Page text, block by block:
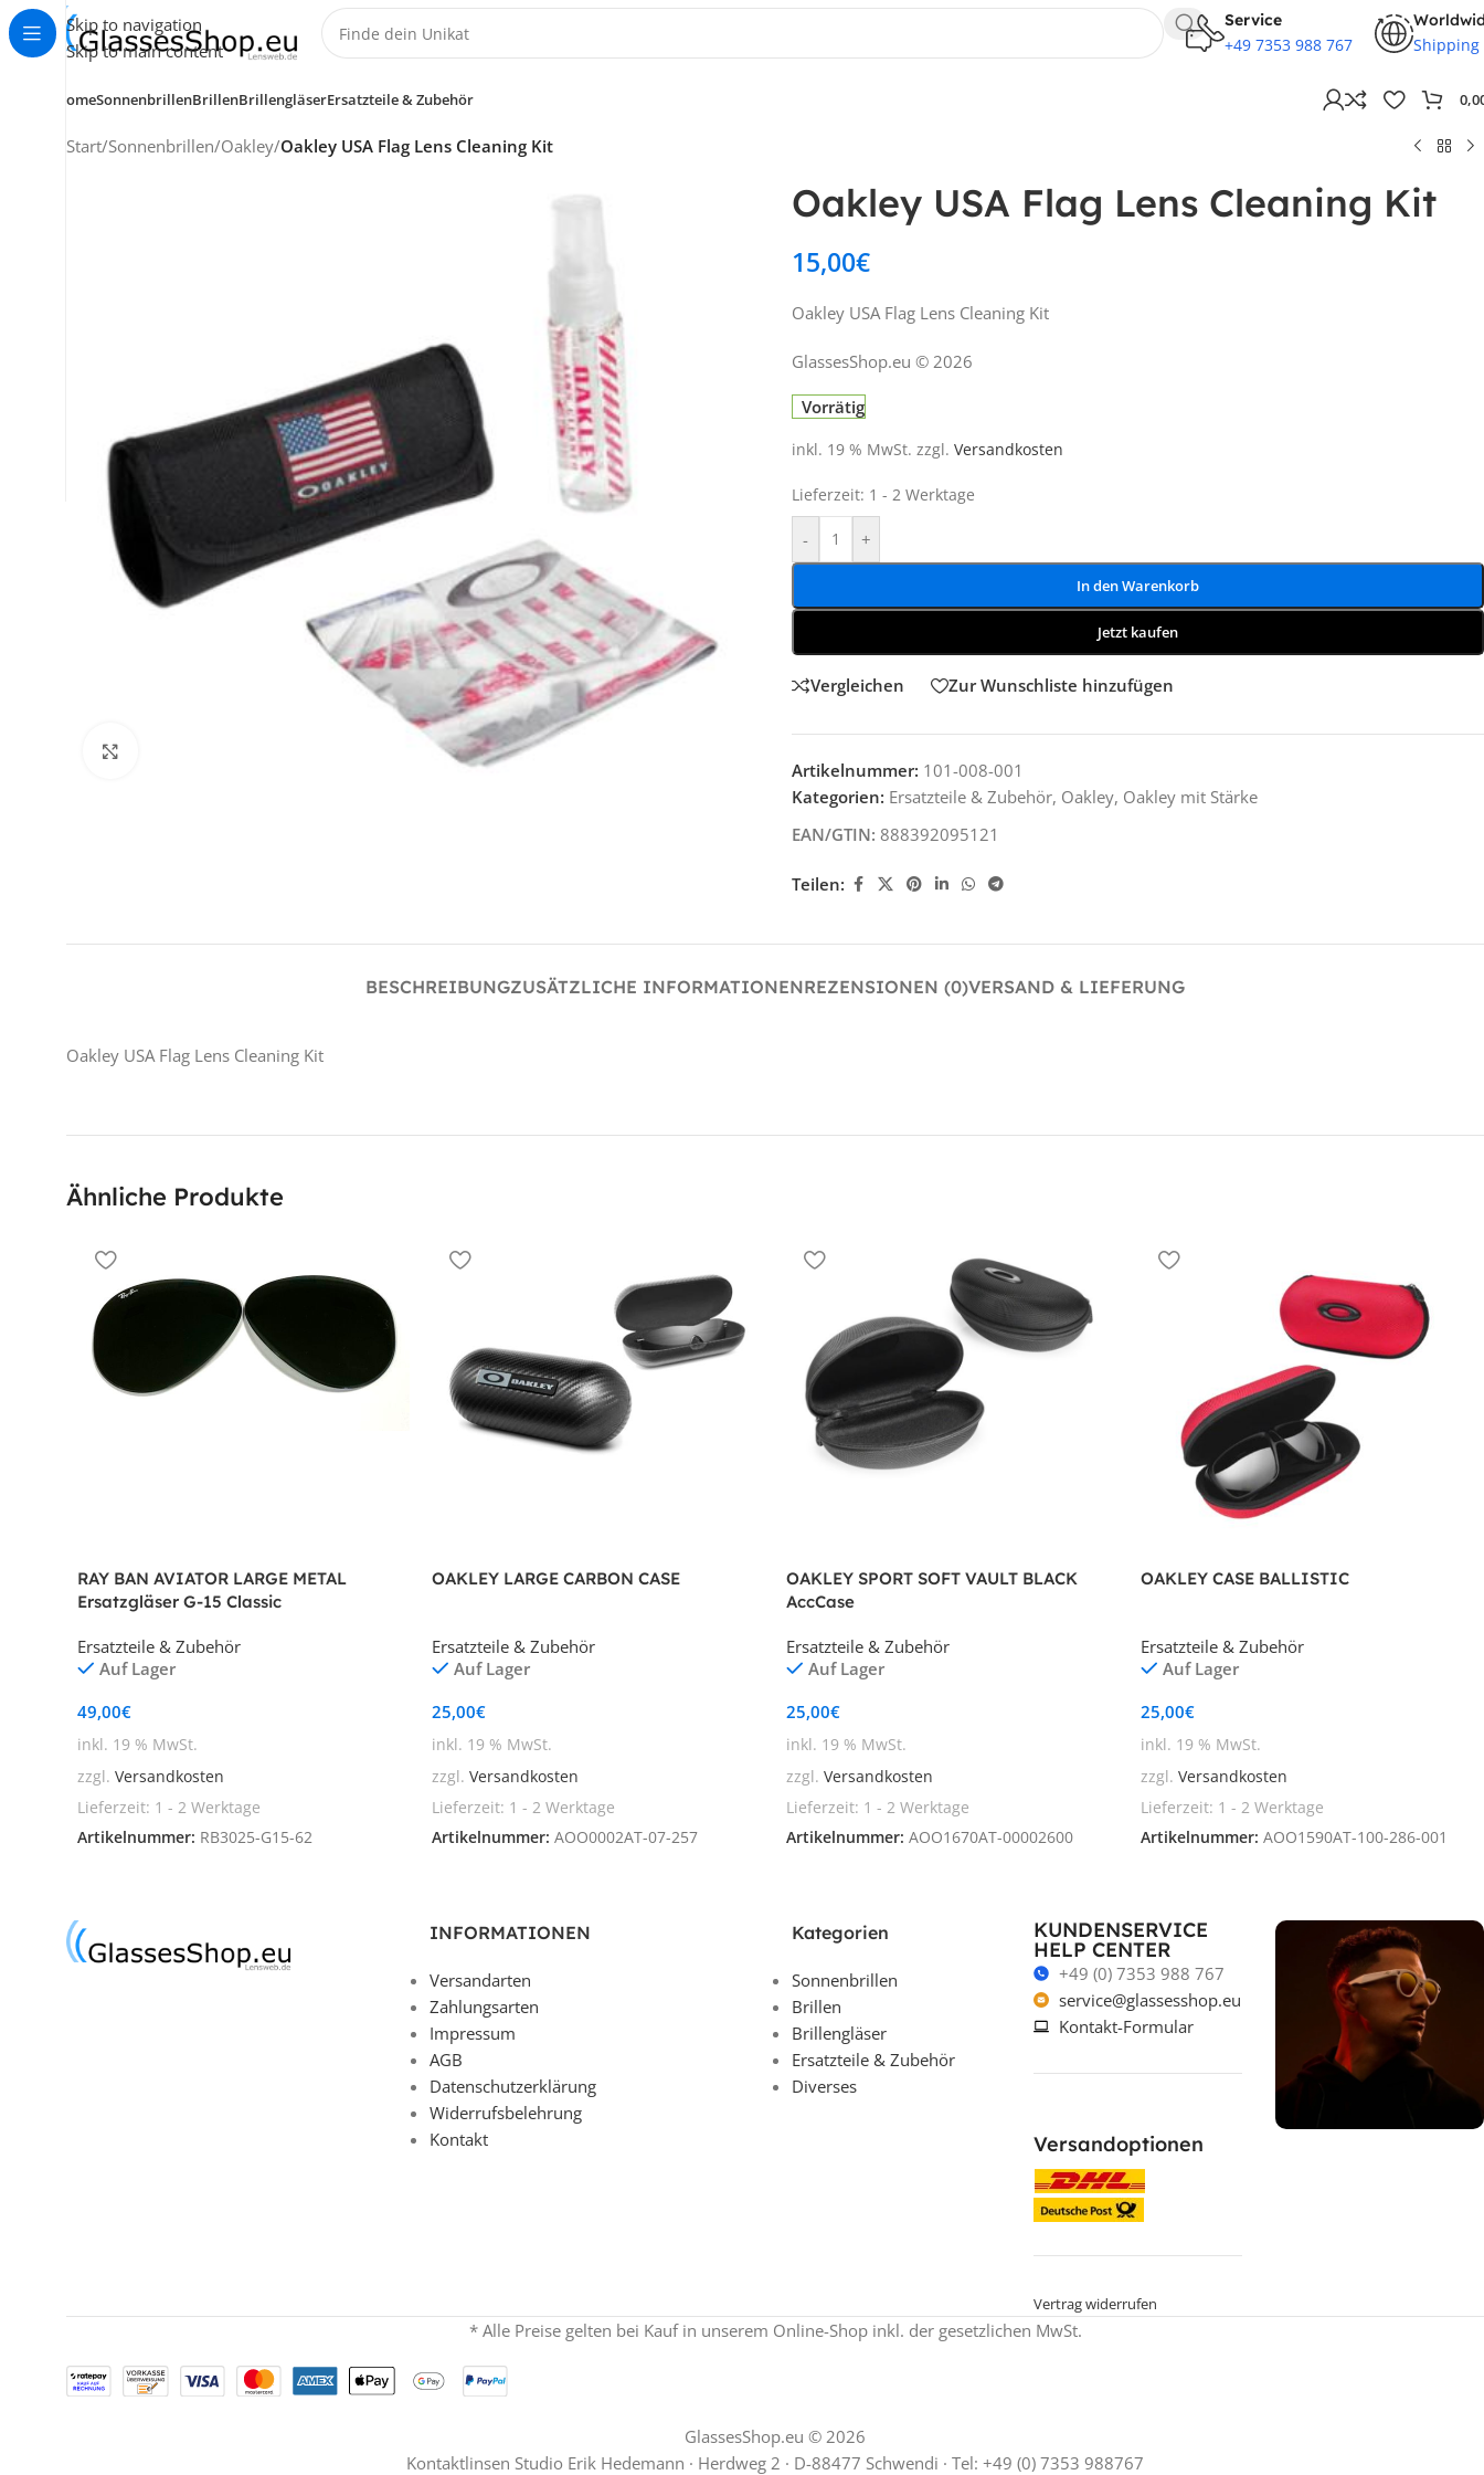
Skip to navigation
Skip to main content
+49 (0) 7353 988 767
service@glassesshop.eu
Service
+49 7353 988 767 Shipping
HomeSonnenbrillenBrillenBrillengläserErsatzteile & Zubehör
Start/Sonnenbrillen/Oakley/Oakley USA Flag Lens Cleaning Kit
Oakley USA Flag Lens Cleaning Kit
15,00€
Oakley USA Flag Lens Cleaning Kit
GlassesShop.eu © 2026
Vorrätig
inkl. 19 % MwSt. zzgl. Versandkosten
Lieferzeit: 1 - 2 Werktage
- +
In den Warenkorb
Jetzt kaufen
Vergleichen Zur Wunschliste hinzufügen
Artikelnummer: 101-008-001
Kategorien: Ersatzteile & Zubehör, Oakley, Oakley mit Stärke
EAN/GTIN: 888392095121
Teilen:
BESCHREIBUNGZUSÄTZLICHE INFORMATIONENREZENSIONEN (0)VERSAND & LIEFERUNG
Oakley USA Flag Lens Cleaning Kit
Ähnliche Produkte
RAY BAN AVIATOR LARGE METAL
Ersatzgläser G-15 Classic
Ersatzteile & Zubehör
Auf Lager
49,00€
inkl. 19 % MwSt.
zzgl. Versandkosten
Lieferzeit: 1 - 2 Werktage
Artikelnummer: RB3025-G15-62
OAKLEY LARGE CARBON CASE
Ersatzteile & Zubehör
Auf Lager
25,00€
inkl. 19 % MwSt.
zzgl. Versandkosten
Lieferzeit: 1 - 2 Werktage
Artikelnummer: AOO0002AT-07-257
OAKLEY SPORT SOFT VAULT BLACK
AccCase
Ersatzteile & Zubehör
Auf Lager
25,00€
inkl. 19 % MwSt.
zzgl. Versandkosten
Lieferzeit: 1 - 2 Werktage
Artikelnummer: AOO1670AT-00002600
OAKLEY CASE BALLISTIC
Ersatzteile & Zubehör
Auf Lager
25,00€
inkl. 19 % MwSt.
zzgl. Versandkosten
Lieferzeit: 1 - 2 Werktage
Artikelnummer: AOO1590AT-100-286-001
INFORMATIONEN
Versandarten
Zahlungsarten
Impressum
AGB
Datenschutzerklärung
Widerrufsbelehrung
Kontakt
Kategorien
Sonnenbrillen
Brillen
Brillengläser
Ersatzteile & Zubehör
Diverses
KUNDENSERVICE
HELP CENTER
+49 (0) 7353 988 767
service@glassesshop.eu
Kontakt-Formular
Versandoptionen
Vertrag widerrufen
* Alle Preise gelten bei Kauf in unserem Online-Shop inkl. der gesetzlichen MwSt.
GlassesShop.eu © 2026
Kontaktlinsen Studio Erik Hedemann · Herdweg 2 · D-88477 Schwendi · Tel: +49 (0) 7353 988767